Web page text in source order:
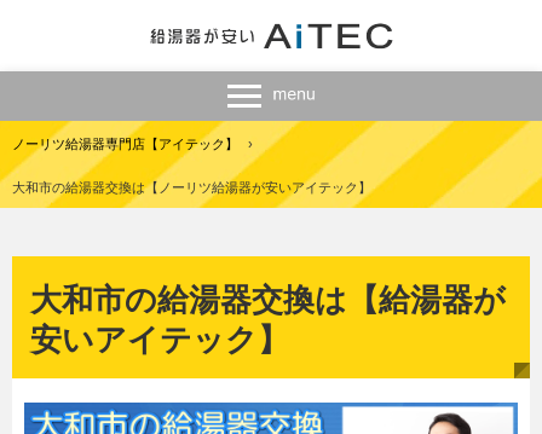
ノーリツ給湯器専門店【アイテック】 ›
大和市の給湯器交換は【ノーリツ給湯器が安いアイテック】
大和市の給湯器交換は【給湯器が
安いアイテック】